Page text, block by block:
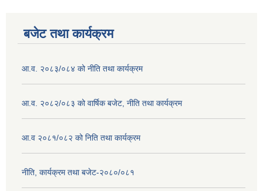
बजेट तथा कार्यक्रम
आ.व. २०८३/०८४ को नीति तथा कार्यक्रम
आ.व. २०८२/०८३ को वार्षिक बजेट, नीति तथा कार्यक्रम
आ.व २०८१/०८२ को निति तथा कार्यक्रम
नीति, कार्यक्रम तथा बजेट-२०८०/०८१